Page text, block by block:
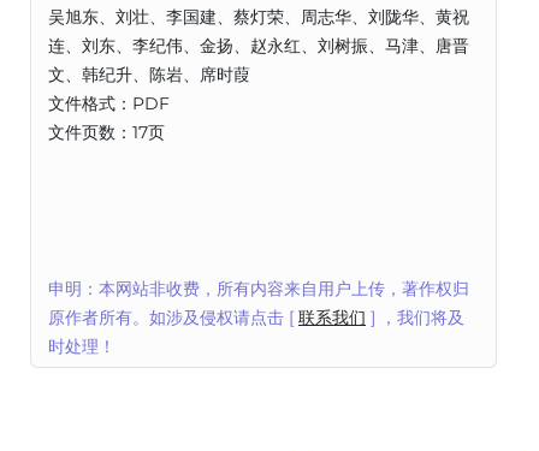
吴旭东、刘壮、李国建、蔡灯荣、周志华、刘陇华、黄祝
连、刘东、李纪伟、金扬、赵永红、刘树振、马津、唐晋
文、韩纪升、陈岩、席时葭
文件格式：PDF
文件页数：17页
申明：本网站非收费，所有内容来自用户上传，著作权归
原作者所有。如涉及侵权请点击 [ 联系我们 ] ，我们将及
时处理！